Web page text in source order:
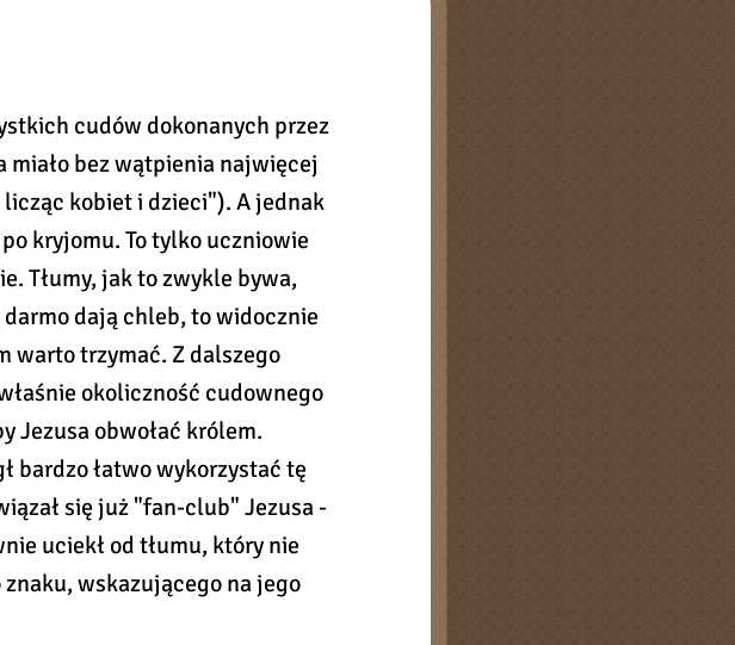
cudów dokonanych przez
miało bez wątpienia najwięcej
kobiet i dzieci"). A jednak
kryjomu. To tylko uczniowie
Tłumy, jak to zwykle bywa,
dają chleb, to widocznie
warto trzymać. Z dalszego
okoliczność cudownego
Jezusa obwołać królem.
bardzo łatwo wykorzystać tę
się już "fan-club" Jezusa -
uciekł od tłumu, który nie
wskazującego na jego